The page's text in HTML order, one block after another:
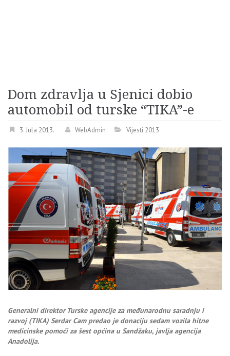
Dom zdravlja u Sjenici dobio
automobil od turske “TIKA”-e
3. Jula 2013. WebAdmin Vijesti 2013
Generalni direktor Turske agencije za međunarodnu saradnju i
razvoj (TIKA) Serdar Cam predao je donaciju sedam vozila hitne
medicinske pomoći za šest općina u Sandžaku, javlja agencija
Anadolija.